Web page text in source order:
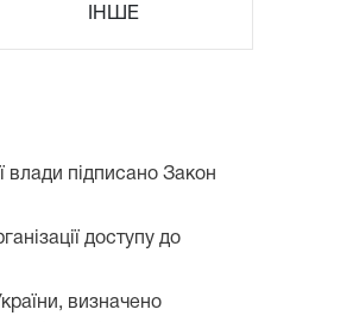
ІНШЕ
влади підписано Закон
доступу до
визначено